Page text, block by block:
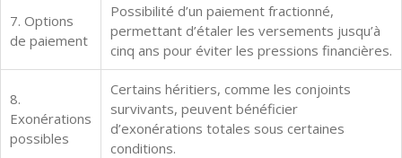
7. Options
de paiement
Possibilité d’un paiement fractionné,
permettant d’étaler les versements jusqu’à
cinq ans pour éviter les pressions financières.
8.
Exonérations
possibles
Certains héritiers, comme les conjoints
survivants, peuvent bénéficier
d’exonérations totales sous certaines
conditions.